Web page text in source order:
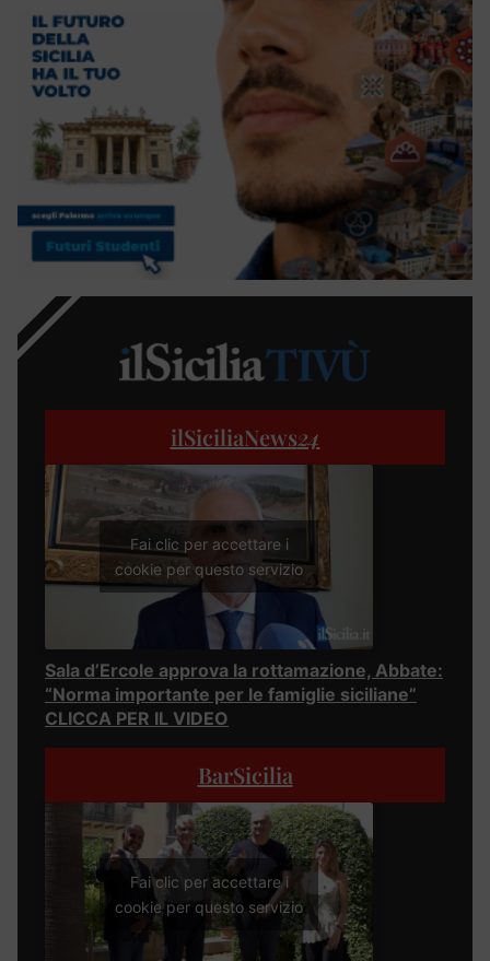
ilSiciliaNews24
Fai clic per accettare i
cookie per questo servizio
Sala d’Ercole approva la rottamazione, Abbate:
“Norma importante per le famiglie siciliane”
CLICCA PER IL VIDEO
BarSicilia
Fai clic per accettare i
cookie per questo servizio